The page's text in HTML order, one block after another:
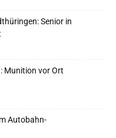
Senior in
Munition vor Ort
Autobahn-